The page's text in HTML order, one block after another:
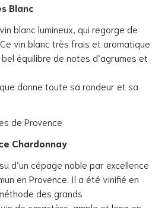
Blanc
blanc lumineux, qui regorge de
vin blanc très frais et aromatique
équilibre de notes d’agrumes et
donne toute sa rondeur et sa
de Provence
Chardonnay
d’un cépage noble par excellence
en Provence. Il a été vinifié en
des grands